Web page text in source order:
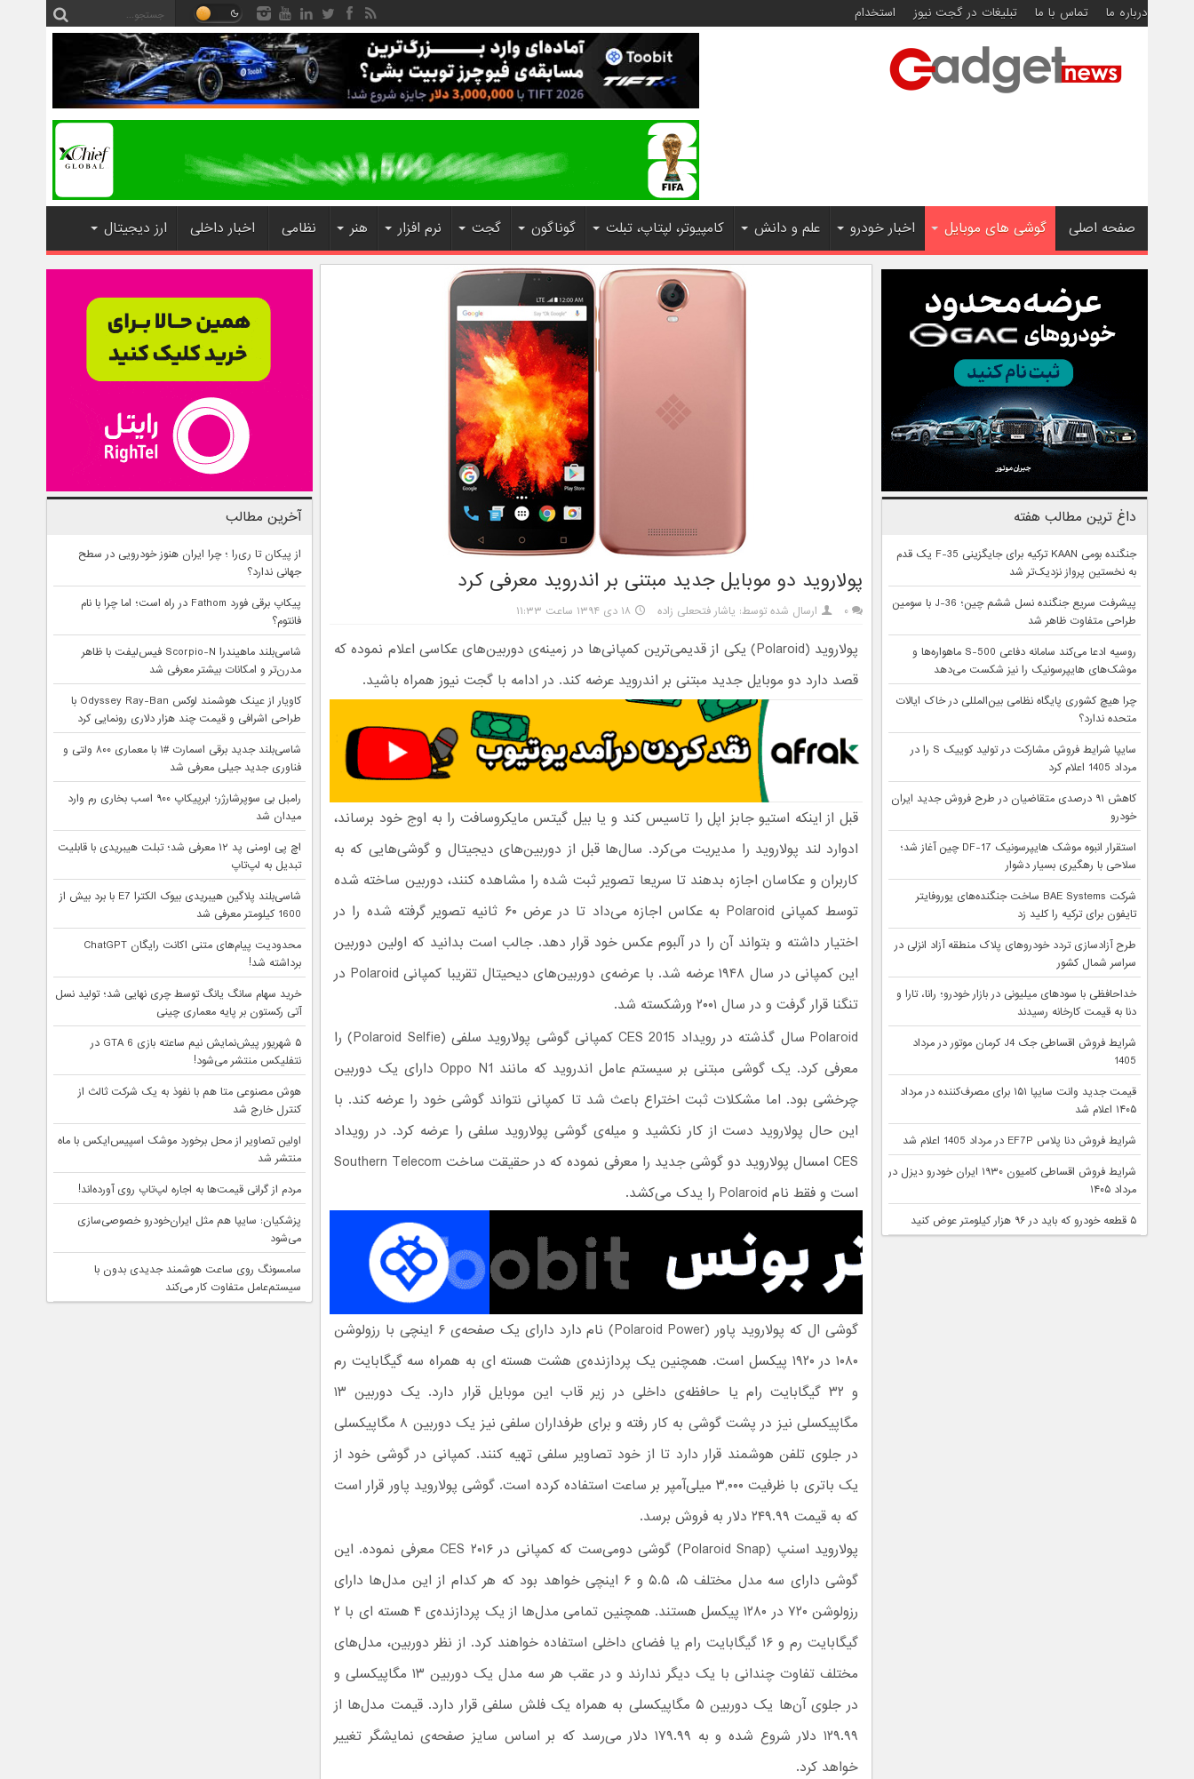
درباره ما تماس با ما تبلیغات در گجت نیوز استخدام
صفحه اصلی گوشی های موبایل اخبار خودرو علم و دانش کامپیوتر، لپتاپ، تبلت گوناگون گجت نرم افزار هنر نظامی اخبار داخلی ارز دیجیتال
پولاروید دو موبایل جدید مبتنی بر اندروید معرفی کرد
۰ ارسال شده توسط: یاشار فتحعلی زاده ۱۸ دی ۱۳۹۴ ساعت ۱۱:۳۳
پولاروید (Polaroid) یکی از قدیمی‌ترین کمپانی‌ها در زمینه‌ی دوربین‌های عکاسی اعلام نموده که
قصد دارد دو موبایل جدید مبتنی بر اندروید عرضه کند. در ادامه با گجت نیوز همراه باشید.
قبل از اینکه استیو جابز اپل را تاسیس کند و یا بیل گیتس مایکروسافت را به اوج خود برساند،
ادوارد لند پولاروید را مدیریت می‌کرد. سال‌ها قبل از دوربین‌های دیجیتال و گوشی‌هایی که به
کاربران و عکاسان اجازه بدهند تا سریعا تصویر ثبت شده را مشاهده کنند، دوربین ساخته شده
توسط کمپانی Polaroid به عکاس اجازه می‌داد تا در عرض ۶۰ ثانیه تصویر گرفته شده را در
اختیار داشته و بتواند آن را در آلبوم عکس خود قرار دهد. جالب است بدانید که اولین دوربین
این کمپانی در سال ۱۹۴۸ عرضه شد. با عرضه‌ی دوربین‌های دیحیتال تقریبا کمپانی Polaroid در
تنگنا قرار گرفت و در سال ۲۰۰۱ ورشکسته شد.
Polaroid سال گذشته در رویداد CES 2015 کمپانی گوشی پولاروید سلفی (Polaroid Selfie) را
معرفی کرد. یک گوشی مبتنی بر سیستم عامل اندروید که مانند Oppo N1 دارای یک دوربین
چرخشی بود. اما مشکلات ثبت اختراع باعث شد تا کمپانی نتواند گوشی خود را عرضه کند. با
این حال پولاروید دست از کار نکشید و میله‌ی گوشی‌ پولاروید سلفی را عرضه کرد. در رویداد
CES امسال پولاروید دو گوشی جدید را معرفی نموده که در حقیقت ساخت Southern Telecom
است و فقط نام Polaroid را یدک می‌کشد.
گوشی ال که پولاروید پاور (Polaroid Power) نام دارد دارای یک صفحه‌ی ۶ اینچی با رزولوشن
۱۰۸۰ در ۱۹۲۰ پیکسل است. همچنین یک پردازنده‌ی هشت هسته ای به همراه سه گیگابایت رم
و ۳۲ گیگابایت رام یا حافظه‌ی داخلی در زیر قاب این موبایل قرار دارد. یک دوربین ۱۳
مگاپیکسلی نیز در پشت گوشی به کار رفته و برای طرفداران سلفی نیز یک دوربین ۸ مگاپیکسلی
در جلوی تلفن هوشمند قرار دارد تا از خود تصاویر سلفی تهیه کنند. کمپانی در گوشی خود از
یک باتری با ظرفیت ۳,۰۰۰ میلی‌آمپر بر ساعت استفاده کرده است. گوشی پولاروید پاور قرار است
که به قیمت ۲۴۹.۹۹ دلار به فروش برسد.
پولاروید اسنپ (Polaroid Snap) گوشی دومی‌ست که کمپانی در ۲۰۱۶ CES معرفی نموده. این
گوشی دارای سه مدل مختلف ۵، ۵.۵ و ۶ اینچی خواهد بود که هر کدام از این مدل‌ها دارای
رزولوشن ۷۲۰ در ۱۲۸۰ پیکسل هستند. همچنین تمامی مدل‌ها از یک پردازنده‌ی ۴ هسته ای با ۲
گیگابایت رم و ۱۶ گیگابایت رام یا فضای‌ داخلی استفاده خواهند کرد. از نظر دوربین، مدل‌های
مختلف تفاوت چندانی با یک دیگر ندارند و در عقب هر سه مدل یک دوربین ۱۳ مگاپیکسلی و
در جلوی آن‌ها یک دوربین ۵ مگاپیکسلی به همراه یک فلش سلفی قرار دارد. قیمت مدل‌ها از
۱۲۹.۹۹ دلار شروع شده و به ۱۷۹.۹۹ دلار می‌رسد که بر اساس سایز صفحه‌ی نمایشگر تغییر
خواهد کرد.
داغ ترین مطالب هفته
جنگنده بومی KAAN ترکیه برای جایگزینی F-35 یک قدم
به نخستین پرواز نزدیک‌تر شد
پیشرفت سریع جنگنده نسل ششم چین؛ J-36 با سومین
طراحی متفاوت ظاهر شد
روسیه ادعا می‌کند سامانه دفاعی S-500 ماهواره‌ها و
موشک‌های هایپرسونیک را نیز شکست می‌دهد
چرا هیچ کشوری پایگاه نظامی بین‌المللی در خاک ایالات
متحده ندارد؟
سایپا شرایط فروش مشارکت در تولید کوییک S را در
مرداد 1405 اعلام کرد
کاهش ۹۱ درصدی متقاضیان در طرح فروش جدید ایران
خودرو
استقرار انبوه موشک هایپرسونیک DF-17 چین آغاز شد؛
سلاحی با رهگیری بسیار دشوار
شرکت BAE Systems ساخت جنگنده‌های یوروفایتر
تایفون برای ترکیه را کلید زد
طرح آزادسازی تردد خودروهای پلاک منطقه آزاد انزلی در
سراسر شمال کشور
خداحافظی با سودهای میلیونی در بازار خودرو؛ رانا، تارا و
دنا به قیمت کارخانه رسیدند
شرایط فروش اقساطی جک J4 کرمان موتور در مرداد
1405
قیمت جدید وانت سایپا ۱۵۱ برای مصرف‌کننده در مرداد
۱۴۰۵ اعلام شد
شرایط فروش دنا پلاس EF7P در مرداد 1405 اعلام شد
شرایط فروش اقساطی کامیون ۱۹۳۰ ایران خودرو دیزل در
مرداد ۱۴۰۵
۵ قطعه خودرو که باید در ۹۶ هزار کیلومتر عوض کنید
آخرین مطالب
از پیکان تا ری‌را ؛ چرا ایران هنوز خودرویی در سطح
جهانی ندارد؟
پیکاپ برقی فورد Fathom در راه است؛ اما چرا با نام
فانتوم؟
شاسی‌بلند ماهیندرا Scorpio-N فیس‌لیفت با ظاهر
مدرن‌تر و امکانات بیشتر معرفی شد
کاویار از عینک هوشمند لوکس Odyssey Ray-Ban با
طراحی اشرافی و قیمت چند هزار دلاری رونمایی کرد
شاسی‌بلند جدید برقی اسمارت #۱ با معماری ۸۰۰ ولتی و
فناوری جدید جیلی معرفی شد
رامبل بی سوپرشارژر؛ ابرپیکاپ ۹۰۰ اسب بخاری رم وارد
میدان شد
اچ پی اومنی پد ۱۲ معرفی شد؛ تبلت هیبریدی با قابلیت
تبدیل به لپ‌تاپ
شاسی‌بلند پلاگین هیبریدی بیوک الکترا E7 با برد بیش از
1600 کیلومتر معرفی شد
محدودیت پیام‌های متنی اکانت رایگان ChatGPT
برداشته شد!
خرید سهام سانگ‌ یانگ توسط چری نهایی شد؛ تولید نسل
آتی رکستون بر پایه معماری چینی
۵ شهریور پیش‌نمایش نیم ساعته بازی GTA 6 در
نتفلیکس منتشر می‌شود!
هوش مصنوعی متا هم با نفوذ به یک شرکت ثالث از
کنترل خارج شد
اولین تصاویر از محل برخورد موشک اسپیس‌ایکس با ماه
منتشر شد
مردم از گرانی قیمت‌ها به اجاره لپ‌تاپ روی آورده‌اند!
پزشکیان: سایپا هم مثل ایران‌خودرو خصوصی‌سازی
می‌شود
سامسونگ روی ساعت هوشمند جدیدی بدون با
سیستم‌عامل متفاوت کار می‌کند